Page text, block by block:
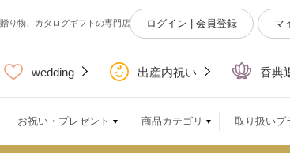
贈り物、カタログギフトの専門店 ログイン | 会員登録 マ
wedding 出産内祝い 香典
お祝い・プレゼント 商品カテゴリ 取り扱いブ